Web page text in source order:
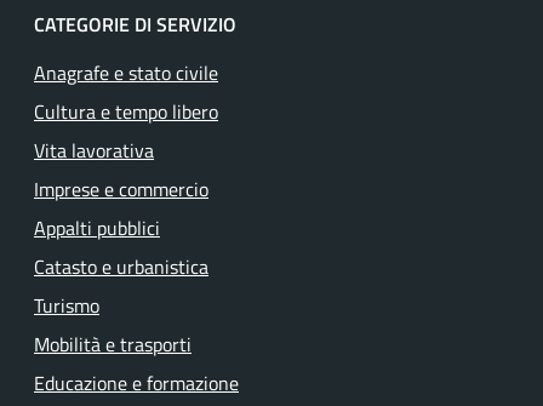
CATEGORIE DI SERVIZIO
Anagrafe e stato civile
Cultura e tempo libero
Vita lavorativa
Imprese e commercio
Appalti pubblici
Catasto e urbanistica
Turismo
Mobilità e trasporti
Educazione e formazione